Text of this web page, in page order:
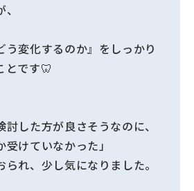
う変化するのか』をしっかり
とです🦷
討した方が良さそうなのに、
けていなかった」
られ、少し気になりました。